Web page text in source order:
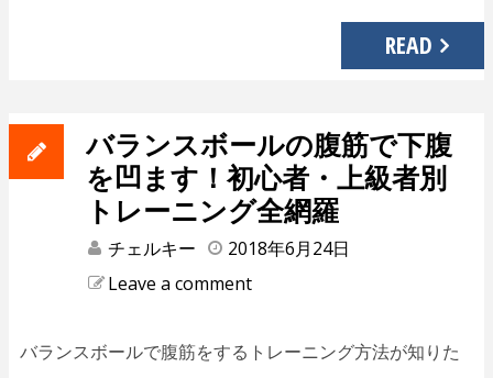
READ
バランスボールの腹筋で下腹
を凹ます！初心者・上級者別
トレーニング全網羅
チェルキー
2018年6月24日
Leave a comment
バランスボールで腹筋をするトレーニング方法が知りた